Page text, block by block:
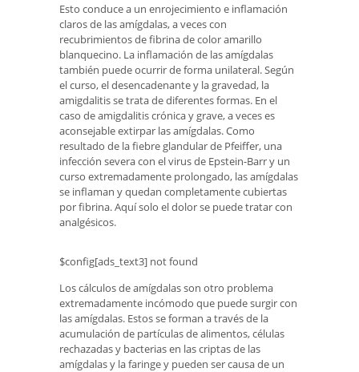
Esto conduce a un enrojecimiento e inflamación
claros de las amígdalas, a veces con
recubrimientos de fibrina de color amarillo
blanquecino. La inflamación de las amígdalas
también puede ocurrir de forma unilateral. Según
el curso, el desencadenante y la gravedad, la
amigdalitis se trata de diferentes formas. En el
caso de amigdalitis crónica y grave, a veces es
aconsejable extirpar las amígdalas. Como
resultado de la fiebre glandular de Pfeiffer, una
infección severa con el virus de Epstein-Barr y un
curso extremadamente prolongado, las amígdalas
se inflaman y quedan completamente cubiertas
por fibrina. Aquí solo el dolor se puede tratar con
analgésicos.
$config[ads_text3] not found
Los cálculos de amígdalas son otro problema
extremadamente incómodo que puede surgir con
las amígdalas. Estos se forman a través de la
acumulación de partículas de alimentos, células
rechazadas y bacterias en las criptas de las
amígdalas y la faringe y pueden ser causa de un